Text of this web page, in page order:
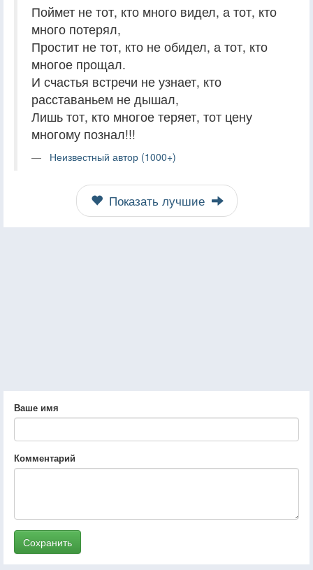
Поймет не тот, кто много видел, а тот, кто
много потерял,
Простит не тот, кто не обидел, а тот, кто
многое прощал.
И счастья встречи не узнает, кто
расставаньем не дышал,
Лишь тот, кто многое теряет, тот цену
многому познал!!!
Неизвестный автор (1000+)
Показать лучшие
Ваше имя
Комментарий
Сохранить